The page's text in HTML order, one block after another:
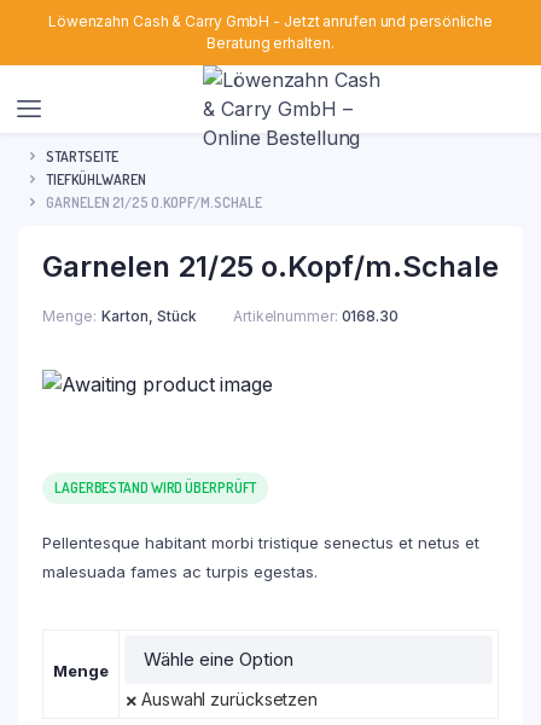
Löwenzahn Cash & Carry GmbH - Jetzt anrufen und persönliche
Beratung erhalten.
STARTSEITE
TIEFKÜHLWAREN
GARNELEN 21/25 O.KOPF/M.SCHALE
Garnelen 21/25 o.Kopf/m.Schale
Menge Karton, Stück Artikelnummer: 0168.30
LAGERBESTAND WIRD ÜBERPRÜFT
Pellentesque habitant morbi tristique senectus et netus et
malesuada fames ac turpis egestas.
Menge
Auswahl zurücksetzen